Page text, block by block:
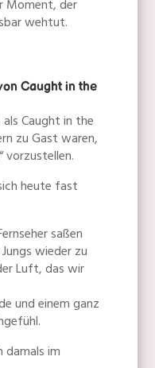
Moment, der
wehtut.
Caught in the
Caught in the
zu Gast waren,
vorzustellen.
heute fast
saßen
wieder zu
Luft, das wir
und einem ganz
damals im